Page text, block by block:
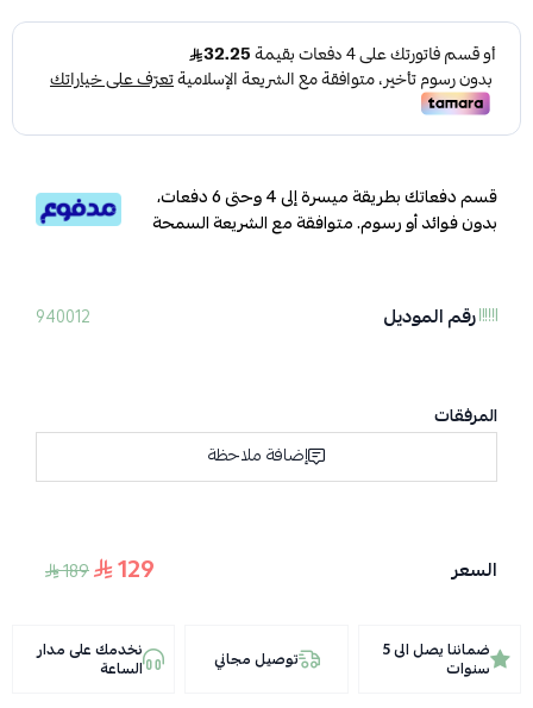
قسم دفعاتك بطريقة ميسرة إلى 4 وحتى 6 دفعات،
بدون فوائد أو رسوم. متوافقة مع الشريعة السمحة
رقم الموديل 940012
المرفقات
إضافة ملاحظة
السعر 129
189
ضماننا يصل الى 5
سنوات توصيل مجاني نخدمك على مدار
الساعة